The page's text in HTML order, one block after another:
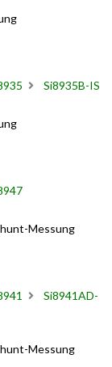
Si8935B-IS
Messung
Si8941AD-
Messung